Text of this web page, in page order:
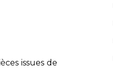
issues de